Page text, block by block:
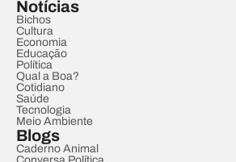
Notícias
Bichos
Cultura
Economia
Educação
Política
Qual a Boa?
Cotidiano
Saúde
Tecnologia
Meio Ambiente
Blogs
Caderno Animal